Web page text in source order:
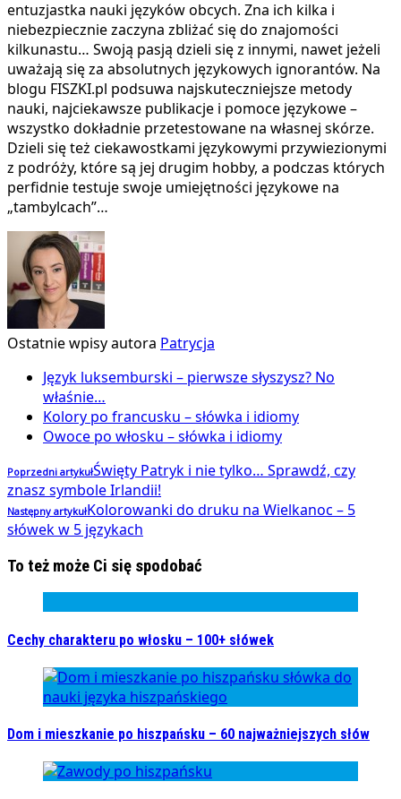
entuzjastka nauki języków obcych. Zna ich kilka i
niebezpiecznie zaczyna zbliżać się do znajomości
kilkunastu… Swoją pasją dzieli się z innymi, nawet jeżeli
uważają się za absolutnych językowych ignorantów. Na
blogu FISZKI.pl podsuwa najskuteczniejsze metody
nauki, najciekawsze publikacje i pomoce językowe –
wszystko dokładnie przetestowane na własnej skórze.
Dzieli się też ciekawostkami językowymi przywiezionymi
z podróży, które są jej drugim hobby, a podczas których
perfidnie testuje swoje umiejętności językowe na
„tambylcach”…
Ostatnie wpisy autora Patrycja
Język luksemburski – pierwsze słyszysz? No
właśnie…
Kolory po francusku – słówka i idiomy
Owoce po włosku – słówka i idiomy
Poprzedni artykułŚwięty Patryk i nie tylko… Sprawdź, czy
znasz symbole Irlandii!
Następny artykułKolorowanki do druku na Wielkanoc – 5
słówek w 5 językach
To też może Ci się spodobać
Cechy charakteru po włosku – 100+ słówek
Dom i mieszkanie po hiszpańsku – 60 najważniejszych słów